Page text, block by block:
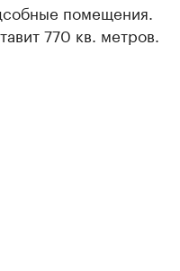
помещения.
770 кв. метров.